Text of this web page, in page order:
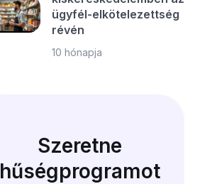
ügyfél-elkötelezettség
révén
10 hónapja
Szeretne
hűségprogramot